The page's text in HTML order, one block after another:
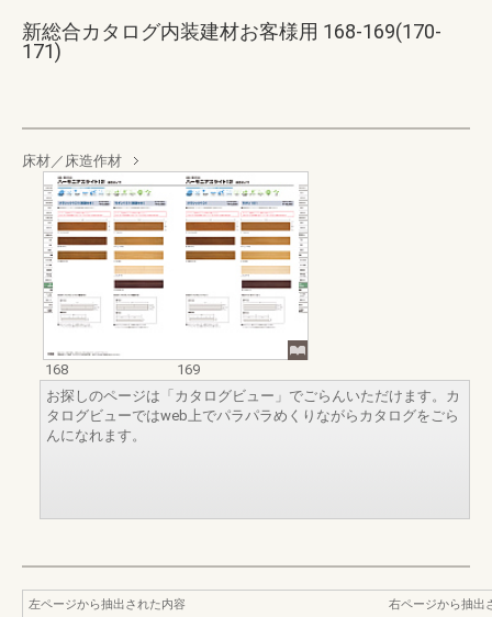
新総合カタログ内装建材お客様用 168-169(170-
171)
床材／床造作材
168
169
お探しのページは「カタログビュー」でごらんいただけます。カ
タログビューではweb上でパラパラめくりながらカタログをごら
んになれます。
左ページから抽出された内容
右ページから抽出